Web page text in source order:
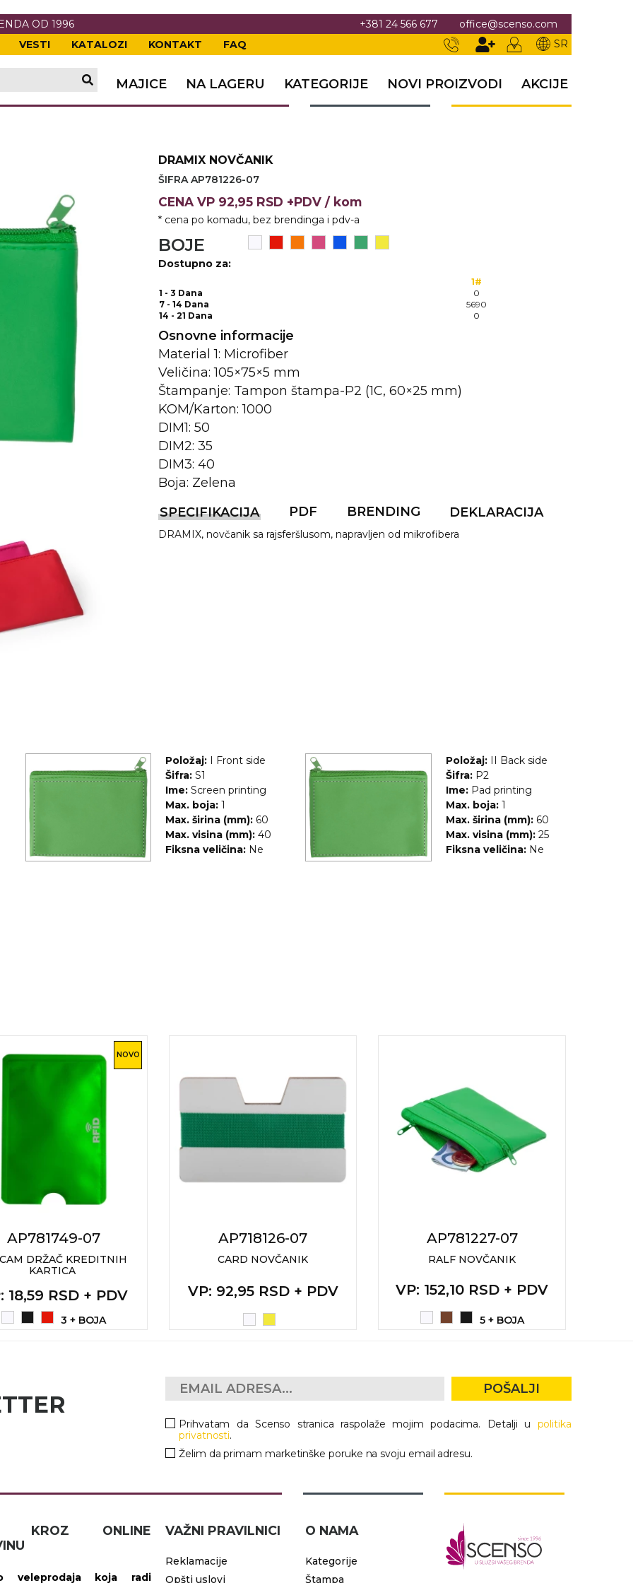
OD 1996 +381 24 566 677
office@scenso.com
VESTI KATALOZI KONTAKT FAQ SR
MAJICE NA LAGERU KATEGORIJE NOVI PROIZVODI AKCIJE
OPREMA
I PANOI
DRAMIX NOVČANIK
ŠIFRA AP781226-07
CENA VP 92,95 RSD +PDV / kom
* cena po komadu, bez brendinga i pdv-a
BOJE
Dostupno za:
1#
1 - 3 Dana
0
7 - 14 Dana
5690
14 - 21 Dana
0
Osnovne informacije
Material 1: Microfiber
Veličina: 105×75×5 mm
Štampanje: Tampon štampa-P2 (1C, 60×25 mm)
KOM/Karton: 1000
DIM1: 50
DIM2: 35
DIM3: 40
Boja: Zelena
SPECIFIKACIJA
PDF BRENDING DEKLARACIJA
DRAMIX, novčanik sa rajsferšlusom, napravljen od mikrofibera
Položaj: I Front side
Šifra: S1
Ime: Screen printing
Max. boja: 1
Max. širina (mm): 60
Max. visina (mm): 40
Fiksna veličina: Ne
Položaj: II Back side
Šifra: P2
Ime: Pad printing
Max. boja: 1
Max. širina (mm): 60
Max. visina (mm): 25
Fiksna veličina: Ne
NOVO
AP781749-07
DRŽAČ KREDITNIH
KARTICA
: 18,59 RSD + PDV
3 + BOJA
AP718126-07
CARD NOVČANIK
VP: 92,95 RSD + PDV
AP781227-07
RALF NOVČANIK
VP: 152,10 RSD + PDV
5 + BOJA
POŠALJI
Prihvatam da Scenso stranica raspolaže mojim podacima. Detalji u politika
privatnosti.
Želim da primam marketinške poruke na svoju email adresu.
KROZ ONLINE
veleprodaja koja radi
VAŽNI PRAVILNICI
Reklamacije
Opšti uslovi
O NAMA
Kategorije
Štampa